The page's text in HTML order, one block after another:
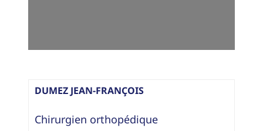
DUMEZ JEAN-FRANÇOIS
Chirurgien orthopédique